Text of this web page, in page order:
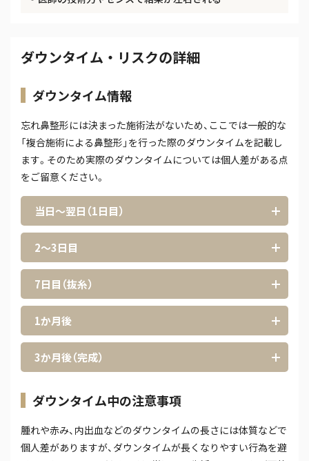
ダウンタイム・リスクの詳細
ダウンタイム情報
忘れ鼻整形には決まった施術法がないため、ここでは一般的な
「複合施術による鼻整形」を行った際のダウンタイムを記載し
ます。そのため実際のダウンタイムについては個人差がある点
をご留意ください。
当日～翌日（1日目）
2～3日目
7日目（抜糸）
1か月後
3か月後（完成）
ダウンタイム中の注意事項
腫れや赤み、内出血などのダウンタイムの長さには体質などで
個人差がありますが、ダウンタイムが長くなりやすい行為を避